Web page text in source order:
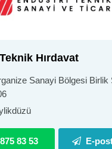
Hırdavat
Sanayi Bölgesi Birlik
83 53 E-